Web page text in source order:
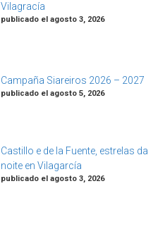
Vilagracía
publicado el agosto 3, 2026
Campaña Siareiros 2026 – 2027
publicado el agosto 5, 2026
Castillo e de la Fuente, estrelas da
noite en Vilagarcía
publicado el agosto 3, 2026